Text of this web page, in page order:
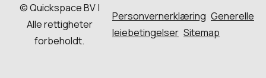
© Quickspace BV |
Alle rettigheter
forbeholdt.
Personvernerklæring Generelle
leiebetingelser Sitemap